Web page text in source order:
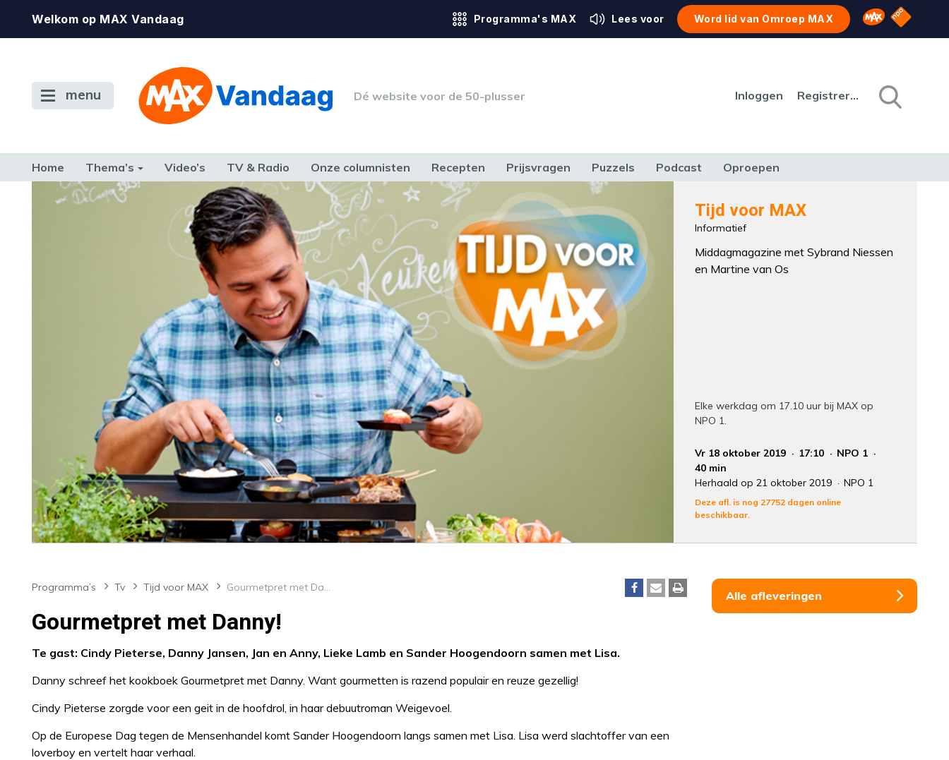
Welkom op MAX Vandaag Programma's MAX Lees voor Word lid van Omroep MAX Omroep MAX
NPO
menu Dé website voor de 50-plusser Inloggen Registreren
Home Thema’s Video’s TV & Radio Onze columnisten Recepten Prijsvragen Puzzels Podcast Oproepen
CONSUMENT ETEN & DRINKEN FAMILIE & RELATIE GELD, WERK & RECHT GEZONDHEID & SPORT MEDIA & CULTUUR
Tijd voor MAX
Informatief
Middagmagazine met Sybrand Niessen
en Martine van Os
Elke werkdag om 17.10 uur bij MAX op
NPO 1.
Vr 18 oktober 2019 17:10
NPO 1
40 min
Herhaald op 21 oktober 2019
NPO 1
Deze afl. is nog 27752 dagen online
beschikbaar.
Programma’s Tv Tijd voor MAX Gourmetpret met Danny!
Gourmetpret met Danny!
Te gast: Cindy Pieterse, Danny Jansen, Jan en Anny, Lieke Lamb en Sander Hoogendoorn samen met Lisa.
Danny schreef het kookboek Gourmetpret met Danny. Want gourmetten is razend populair en reuze gezellig!
Cindy Pieterse zorgde voor een geit in de hoofdrol, in haar debuutroman Weigevoel.
Op de Europese Dag tegen de Mensenhandel komt Sander Hoogendoorn langs samen met Lisa. Lisa werd slachtoffer van een
loverboy en vertelt haar verhaal.
Alle afleveringen